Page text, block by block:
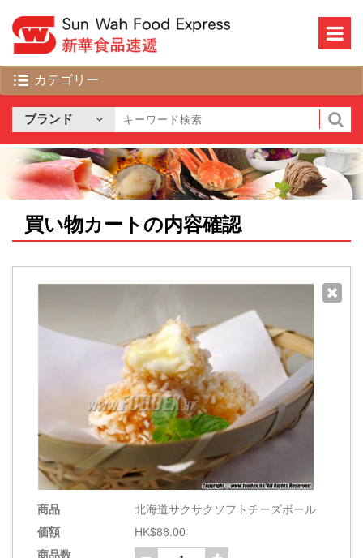
買い物カートの内容確認
商品
北海道サクサクソフトチーズボール
価額
HK$88.00
商品数